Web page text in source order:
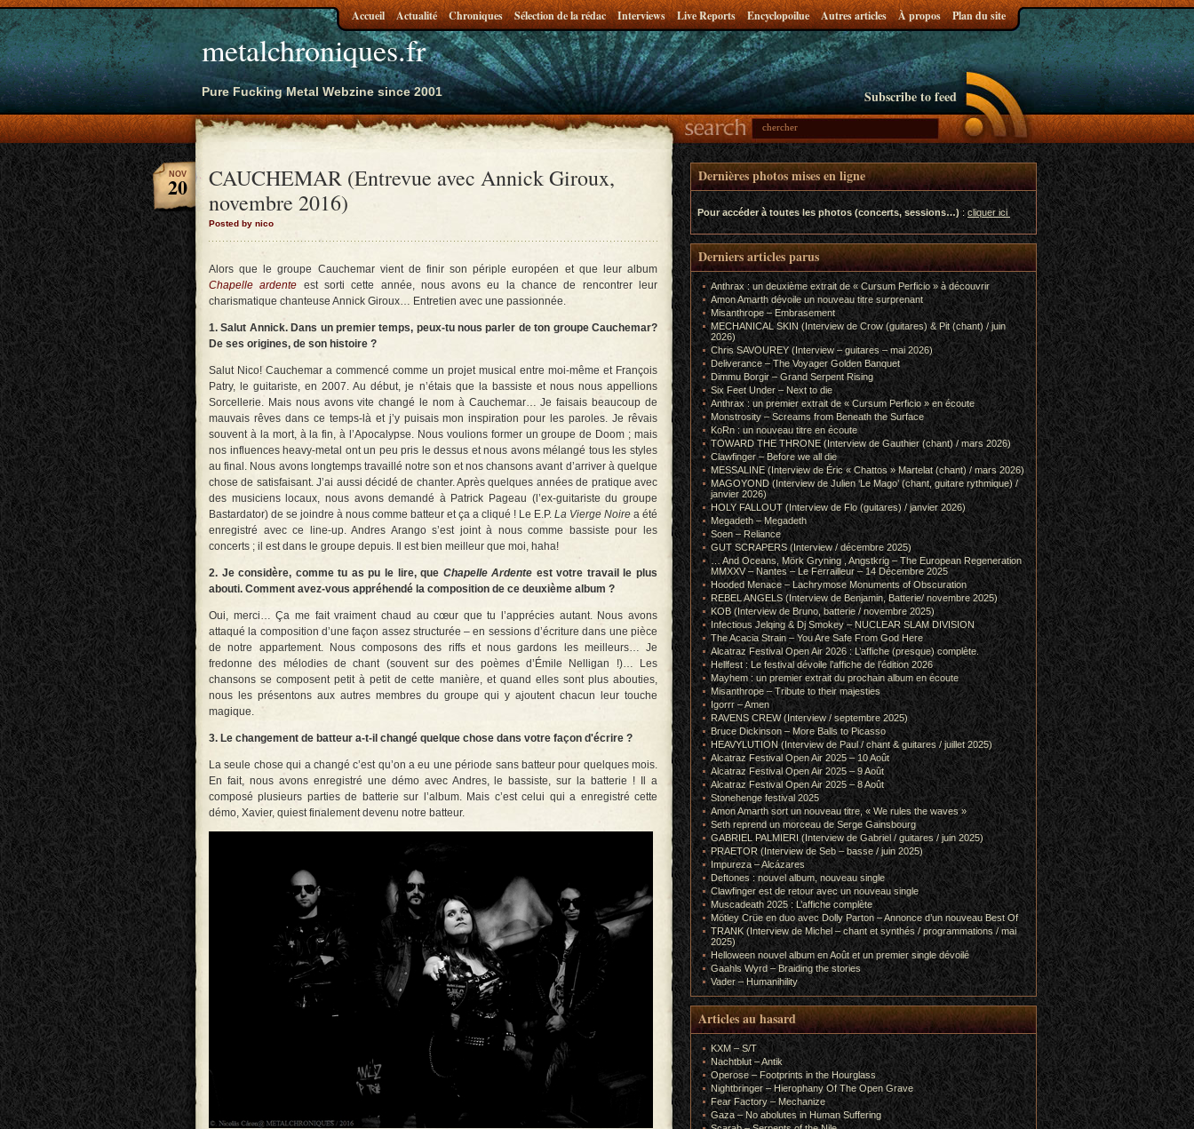
metalchroniques.fr
Pure Fucking Metal Webzine since 2001
Accueil Actualité Chroniques Sélection de la rédac Interviews Live Reports Encyclopoilue Autres articles À propos Plan du site
Subscribe to feed
CAUCHEMAR (Entrevue avec Annick Giroux,
novembre 2016)
Posted by nico
NOV
20
Alors que le groupe Cauchemar vient de finir son périple européen et que leur album
Chapelle ardente est sorti cette année, nous avons eu la chance de rencontrer leur
charismatique chanteuse Annick Giroux… Entretien avec une passionnée.
1. Salut Annick. Dans un premier temps, peux-tu nous parler de ton groupe Cauchemar?
De ses origines, de son histoire ?
Salut Nico! Cauchemar a commencé comme un projet musical entre moi-même et François
Patry, le guitariste, en 2007. Au début, je n’étais que la bassiste et nous nous appellions
Sorcellerie. Mais nous avons vite changé le nom à Cauchemar… Je faisais beaucoup de
mauvais rêves dans ce temps-là et j’y puisais mon inspiration pour les paroles. Je rêvais
souvent à la mort, à la fin, à l’Apocalypse. Nous voulions former un groupe de Doom ; mais
nos influences heavy-metal ont un peu pris le dessus et nous avons mélangé tous les styles
au final. Nous avons longtemps travaillé notre son et nos chansons avant d’arriver à quelque
chose de satisfaisant. J’ai aussi décidé de chanter. Après quelques années de pratique avec
des musiciens locaux, nous avons demandé à Patrick Pageau (l’ex-guitariste du groupe
Bastardator) de se joindre à nous comme batteur et ça a cliqué ! Le E.P. La Vierge Noire a été
enregistré avec ce line-up. Andres Arango s’est joint à nous comme bassiste pour les
concerts ; il est dans le groupe depuis. Il est bien meilleur que moi, haha!
2. Je considère, comme tu as pu le lire, que Chapelle Ardente est votre travail le plus
abouti. Comment avez-vous appréhendé la composition de ce deuxième album ?
Oui, merci… Ça me fait vraiment chaud au cœur que tu l’apprécies autant. Nous avons
attaqué la composition d’une façon assez structurée – en sessions d’écriture dans une pièce
de notre appartement. Nous composons des riffs et nous gardons les meilleurs… Je
fredonne des mélodies de chant (souvent sur des poèmes d’Émile Nelligan !)… Les
chansons se composent petit à petit de cette manière, et quand elles sont plus abouties,
nous les présentons aux autres membres du groupe qui y ajoutent chacun leur touche
magique.
3. Le changement de batteur a-t-il changé quelque chose dans votre façon d'écrire ?
La seule chose qui a changé c’est qu’on a eu une période sans batteur pour quelques mois.
En fait, nous avons enregistré une démo avec Andres, le bassiste, sur la batterie ! Il a
composé plusieurs parties de batterie sur l’album. Mais c’est celui qui a enregistré cette
démo, Xavier, quiest finalement devenu notre batteur.
Dernières photos mises en ligne
Pour accéder à toutes les photos (concerts, sessions…):cliquer ici
Derniers articles parus
Anthrax : un deuxième extrait de « Cursum Perficio » à découvrir
Amon Amarth dévoile un nouveau titre surprenant
Misanthrope – Embrasement
MECHANICAL SKIN (Interview de Crow (guitares) & Pit (chant) / juin
2026)
Chris SAVOUREY (Interview – guitares – mai 2026)
Deliverance – The Voyager Golden Banquet
Dimmu Borgir – Grand Serpent Rising
Six Feet Under – Next to die
Anthrax : un premier extrait de « Cursum Perficio » en écoute
Monstrosity – Screams from Beneath the Surface
KoRn : un nouveau titre en écoute
TOWARD THE THRONE (Interview de Gauthier (chant) / mars 2026)
Clawfinger – Before we all die
MESSALINE (Interview de Éric « Chattos » Martelat (chant) / mars 2026)
MAGOYOND (Interview de Julien ‘Le Mago’ (chant, guitare rythmique) /
janvier 2026)
HOLY FALLOUT (Interview de Flo (guitares) / janvier 2026)
Megadeth – Megadeth
Soen – Reliance
GUT SCRAPERS (Interview / décembre 2025)
… And Oceans, Mörk Gryning , Angstkrig – The European Regeneration
MMXXV – Nantes – Le Ferrailleur – 14 Décembre 2025
Hooded Menace – Lachrymose Monuments of Obscuration
REBEL ANGELS (Interview de Benjamin, Batterie/ novembre 2025)
KOB (Interview de Bruno, batterie / novembre 2025)
Infectious Jelqing & Dj Smokey – NUCLEAR SLAM DIVISION
The Acacia Strain – You Are Safe From God Here
Alcatraz Festival Open Air 2026 : L’affiche (presque) complète.
Hellfest : Le festival dévoile l’affiche de l’édition 2026
Mayhem : un premier extrait du prochain album en écoute
Misanthrope – Tribute to their majesties
Igorrr – Amen
RAVENS CREW (Interview / septembre 2025)
Bruce Dickinson – More Balls to Picasso
HEAVYLUTION (Interview de Paul / chant & guitares / juillet 2025)
Alcatraz Festival Open Air 2025 – 10 Août
Alcatraz Festival Open Air 2025 – 9 Août
Alcatraz Festival Open Air 2025 – 8 Août
Stonehenge festival 2025
Amon Amarth sort un nouveau titre, « We rules the waves »
Seth reprend un morceau de Serge Gainsbourg
GABRIEL PALMIERI (Interview de Gabriel / guitares / juin 2025)
PRAETOR (Interview de Seb – basse / juin 2025)
Impureza – Alcázares
Deftones : nouvel album, nouveau single
Clawfinger est de retour avec un nouveau single
Muscadeath 2025 : L’affiche complète
Mötley Crüe en duo avec Dolly Parton – Annonce d’un nouveau Best Of
TRANK (Interview de Michel – chant et synthés / programmations / mai
2025)
Helloween nouvel album en Août et un premier single dévoilé
Gaahls Wyrd – Braiding the stories
Vader – Humanihility
Articles au hasard
KXM – S/T
Nachtblut – Antik
Operose – Footprints in the Hourglass
Nightbringer – Hierophany Of The Open Grave
Fear Factory – Mechanize
Gaza – No abolutes in Human Suffering